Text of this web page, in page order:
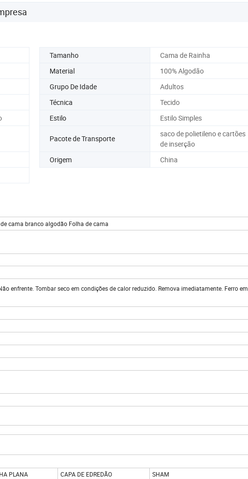
Tamanho
Cama de Rainha
Material
100% Algodão
Grupo De Idade
Adultos
Técnica
Tecido
Estilo Estilo Simples
Pacote de Transporte
saco de polietileno e cartões
de inserção
Origem
China
cama branco algodão Folha de cama
enfrente. Tombar seco em condições de calor reduzido. Remova imediatamente. Ferro em
PLANA CAPA DE EDREDÃO SHAM